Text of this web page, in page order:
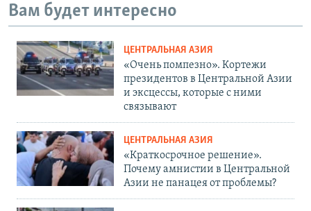
Вам будет интересно
ЦЕНТРАЛЬНАЯ АЗИЯ
«Очень помпезно». Кортежи
президентов в Центральной Азии
и эксцессы, которые с ними
связывают
ЦЕНТРАЛЬНАЯ АЗИЯ
«Краткосрочное решение».
Почему амнистии в Центральной
Азии не панацея от проблемы?